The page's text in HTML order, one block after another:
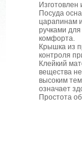
Посуда
царапинам
ручками
комфорта.
Крышка из
контроля
Клейкий
вещества
высоким
означает
Простота